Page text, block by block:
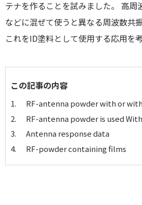
テナを作ることを試みました。 高周
などに混ぜて使うと異なる周波数共
これをID塗料として使用する応用を
この記事の内容
RF-antenna powder with or
RF-antenna powder is used
Antenna response data
RF-powder containing films